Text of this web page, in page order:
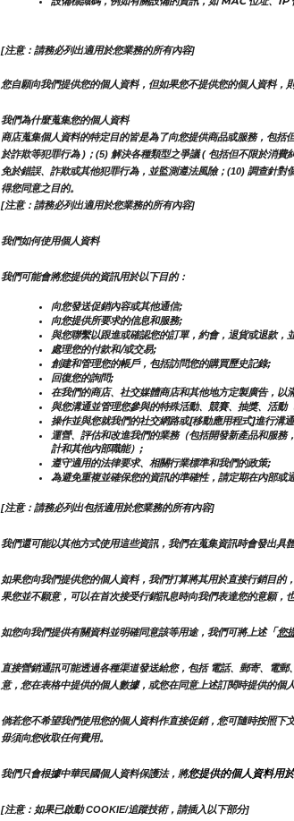
[注意：請務必列出適用於您業務的所有內容]
您自願向我們提供您的個人資料，但如果您不提供您的個人資料，
我們為什麼蒐集您的個人資料
商店蒐集個人資料的特定目的皆是為了向您提供商品或服務，包
於詐欺等犯罪行為 )；(5) 解決各種類型之爭議 ( 包括但不限於消
免於錯誤、詐欺或其他犯罪行為，並監測遵法風險；(10) 調查針
得您同意之目的。
[注意：請務必列出適用於您業務的所有內容]
我們如何使用個人資料
我們可能會將您提供的資訊用於以下目的：
向您發送促銷內容或其他通信;
向您提供所要求的信息和服務;
與您聯繫以跟進或確認您的訂單，約會，退貨或退款
處理您的付款和/或交易;
創建和管理您的帳戶，包括訪問您的購買歷史記錄;
回復您的詢問;
在我們的商店、社交媒體商店和其他地方定製廣告，以
與您溝通並管理您參與的特殊活動、競賽、抽獎、活動
操作並與您就我們的社交網路或[移動應用程式]進行溝
運營、評估和改進我們的業務（包括開發新產品和服
計和其他內部職能）;
遵守適用的法律要求、相關行業標準和我們的政策;
為避免重複並確保您的資訊的準確性，請定期在內部或
[注意：請務必列出包括適用於您業務的所有內容]
我們還可能以其他方式使用這些資訊，我們在蒐集資訊時會發出具體
如果您向我們提供您的個人資料，我們打算將其用於直接行銷目
果您並不願意，可以在首次接受行銷訊息時向我們表達您的意願，
如您向我們提供有關資料並明確同意該等用途，我們可將上述「您
直接營銷通訊可能透過各種渠道發送給您，包括 電話、郵寄、電
意，您在表格中提供的個人數據，或您在同意上述訂閱時提供的個
倘若您不希望我們使用您的個人資料作直接促銷，您可隨時按照下
毋須向您收取任何費用。
我們只會根據中華民國個人資料保護法，將您提供的個人資料用
[注意：如果已啟動 COOKIE/追蹤技術，請插入以下部分]